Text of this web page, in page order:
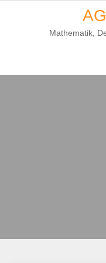
Mathematik,